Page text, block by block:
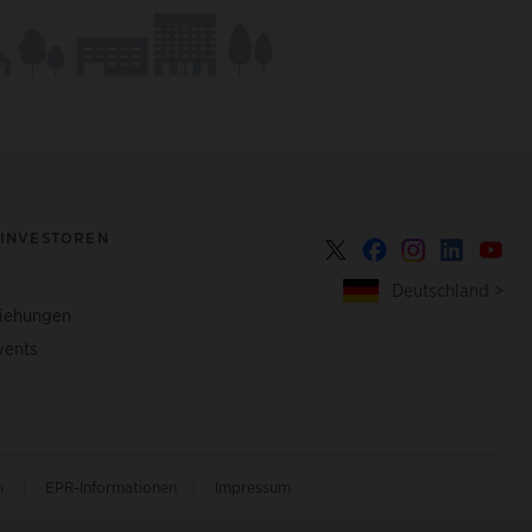
Deutschland >
EPR-Informationen Impressum